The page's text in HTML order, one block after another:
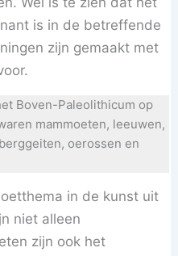
is in de betreffende
zijn gemaakt met
Boven-Paleolithicum op
mammoeten, leeuwen,
oerossen en
in de kunst uit
niet alleen
zijn ook het